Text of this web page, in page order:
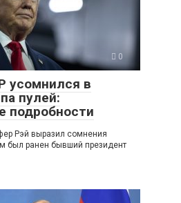
0
усомнился в
пулей:
подробности
Рэй выразил сомнения
был ранен бывший президент